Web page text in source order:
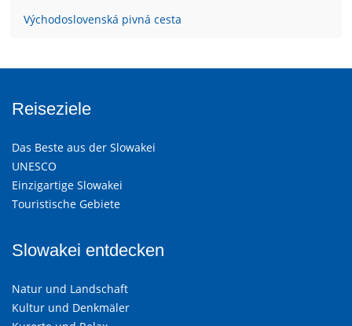
Východoslovenská pivná cesta
Reiseziele
Das Beste aus der Slowakei
UNESCO
Einzigartige Slowakei
Touristische Gebiete
Slowakei entdecken
Natur und Landschaft
Kultur und Denkmäler